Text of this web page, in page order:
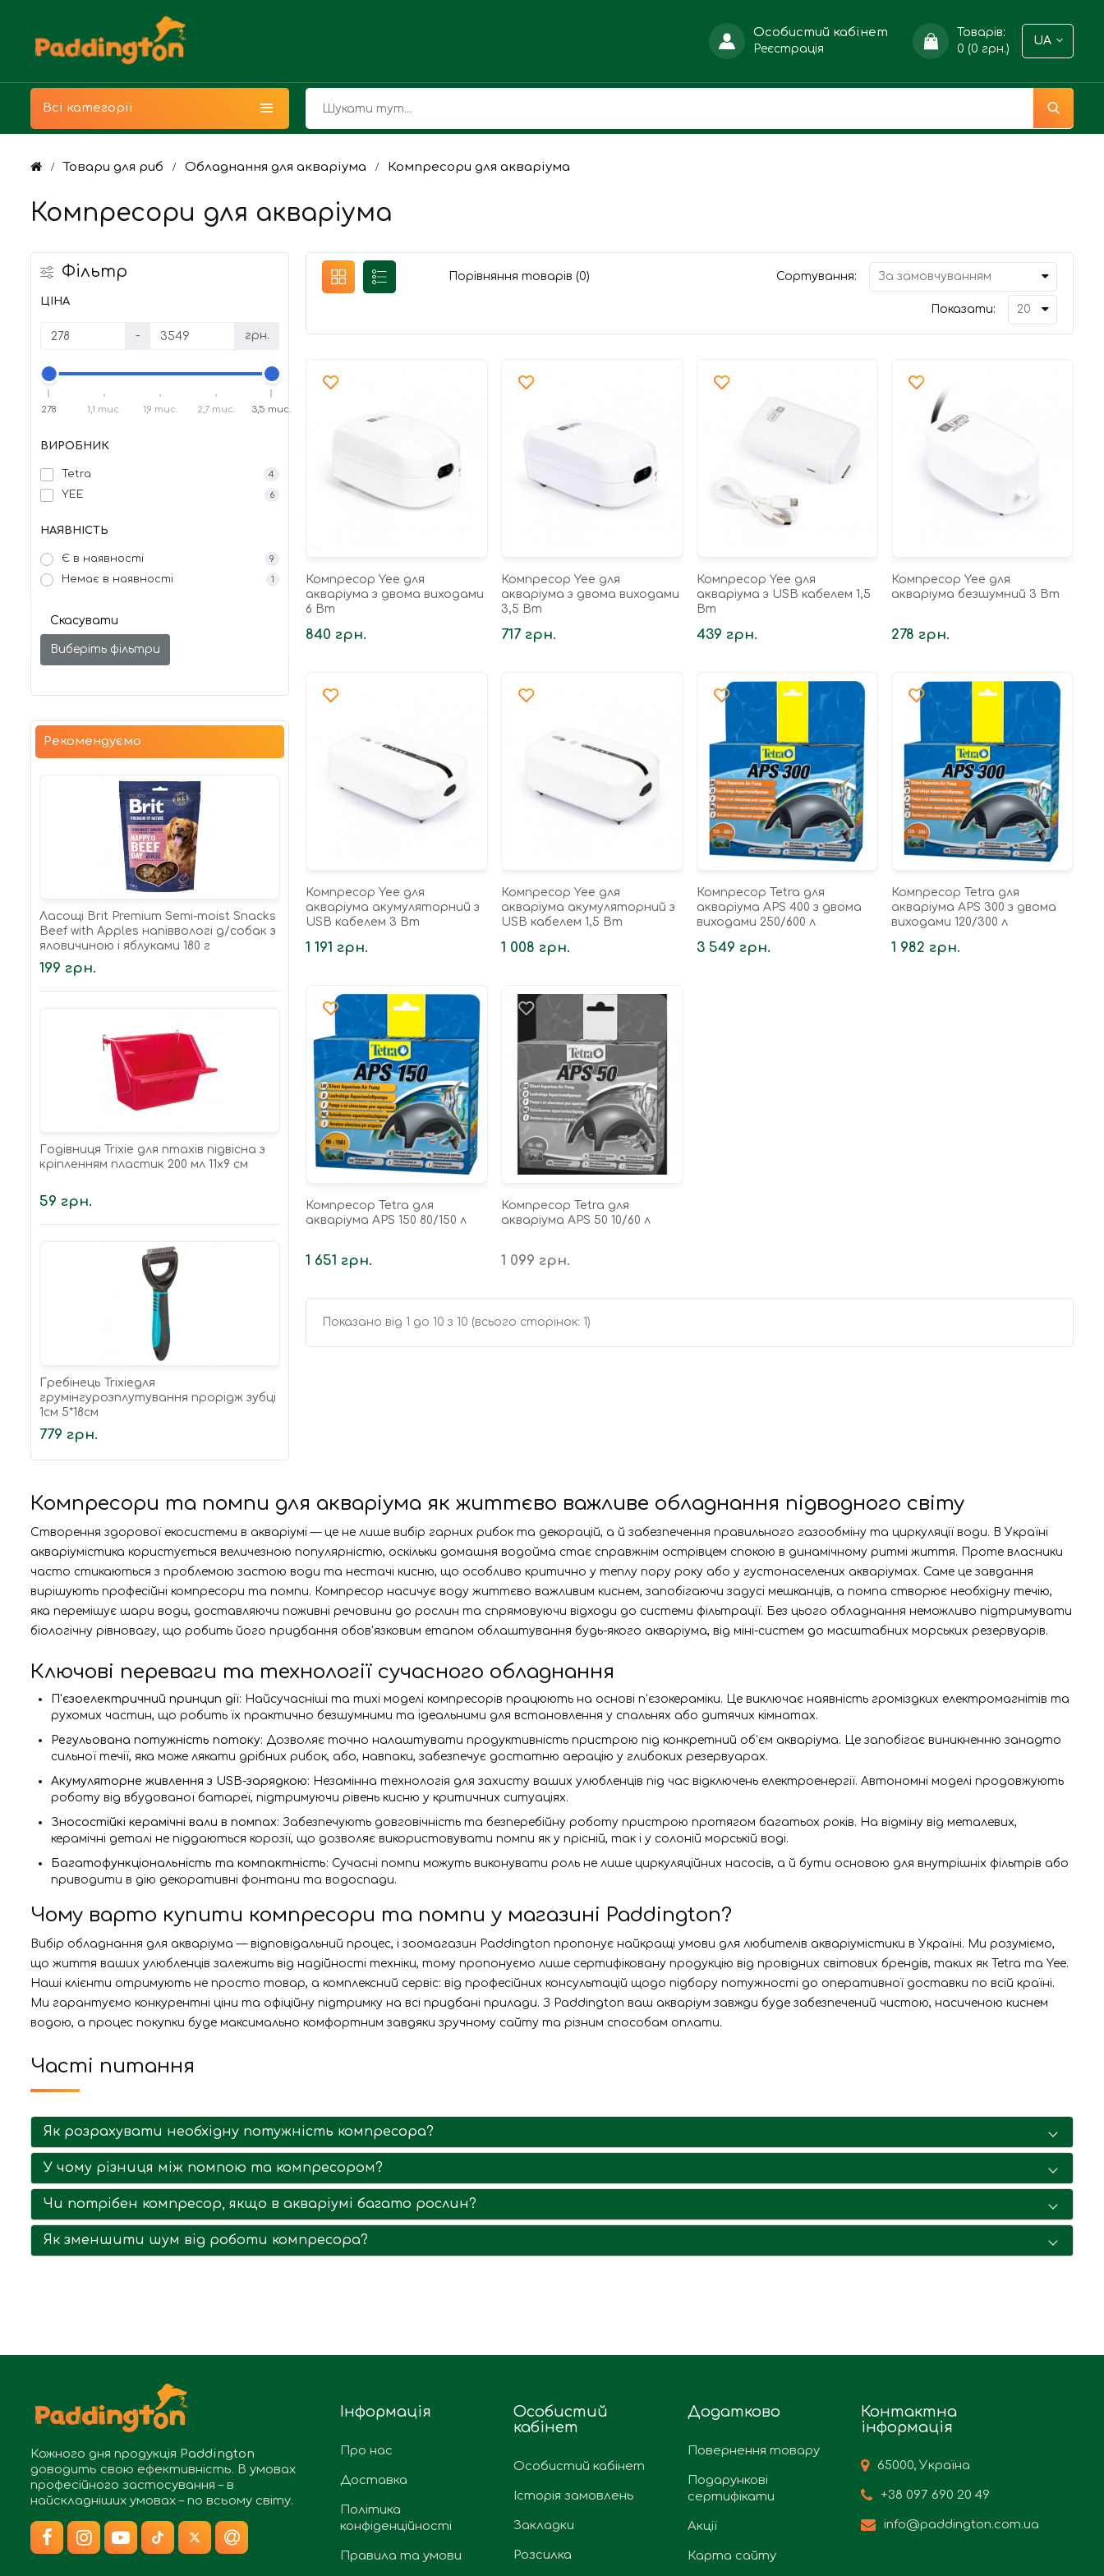
Особистий кабінет
Реєстрація
Товарів:
0 (0 грн.)
UA
Всі категорії
Товари для риб Обладнання для акваріума Компресори для акваріума
Компресори для акваріума
Фільтр
ЦІНА
- грн.
278 1,1 тис. 1,9 тис. 2,7 тис. 3,5 тис.
ВИРОБНИК
Tetra 4
YEE 6
НАЯВНІСТЬ
Є в наявності 9
Немає в наявності 1
Скасувати
Виберіть фільтри
Рекомендуємо
Ласощі Brit Premium Semi-moist Snacks
Beef with Apples напіввологі д/cобак з
яловичиною і яблуками 180 г
199 грн.
Годівниця Trixie для птахів підвісна з
кріпленням пластик 200 мл 11х9 см
59 грн.
Гребінець Trixieдля
грумінгурозплутування прорідж зубці
1см 5*18см
779 грн.
Порівняння товарів (0) Сортування:
Показати:
Компресор Yee для
акваріума з двома виходами
6 Вт
840 грн.
Компресор Yee для
акваріума з двома виходами
3,5 Вт
717 грн.
Компресор Yee для
акваріума з USB кабелем 1,5
Вт
439 грн.
Компресор Yee для
акваріума безшумний 3 Вт
278 грн.
Компресор Yee для
акваріума акумуляторний з
USB кабелем 3 Вт
1 191 грн.
Компресор Yee для
акваріума акумуляторний з
USB кабелем 1,5 Вт
1 008 грн.
Компресор Tetra для
акваріума APS 400 з двома
виходами 250/600 л
3 549 грн.
Компресор Tetra для
акваріума APS 300 з двома
виходами 120/300 л
1 982 грн.
Компресор Tetra для
акваріума APS 150 80/150 л
1 651 грн.
Компресор Tetra для
акваріума APS 50 10/60 л
1 099 грн.
Показано від 1 до 10 з 10 (всього сторінок: 1)
Компресори та помпи для акваріума як життєво важливе обладнання підводного світу
Створення здорової екосистеми в акваріумі — це не лише вибір гарних рибок та декорацій, а й забезпечення правильного газообміну та циркуляції води. В Україні
акваріумістика користується величезною популярністю, оскільки домашня водойма стає справжнім острівцем спокою в динамічному ритмі життя. Проте власники
часто стикаються з проблемою застою води та нестачі кисню, що особливо критично у теплу пору року або у густонаселених акваріумах. Саме це завдання
вирішують професійні компресори та помпи. Компресор насичує воду життєво важливим киснем, запобігаючи задусі мешканців, а помпа створює необхідну течію,
яка перемішує шари води, доставляючи поживні речовини до рослин та спрямовуючи відходи до системи фільтрації. Без цього обладнання неможливо підтримувати
біологічну рівновагу, що робить його придбання обов'язковим етапом облаштування будь-якого акваріума, від міні-систем до масштабних морських резервуарів.
Ключові переваги та технології сучасного обладнання
П'єзоелектричний принцип дії: Найсучасніші та тихі моделі компресорів працюють на основі п'єзокераміки. Це виключає наявність громіздких електромагнітів та
рухомих частин, що робить їх практично безшумними та ідеальними для встановлення у спальнях або дитячих кімнатах.
Регульована потужність потоку: Дозволяє точно налаштувати продуктивність пристрою під конкретний об'єм акваріума. Це запобігає виникненню занадто
сильної течії, яка може лякати дрібних рибок, або, навпаки, забезпечує достатню аерацію у глибоких резервуарах.
Акумуляторне живлення з USB-зарядкою: Незамінна технологія для захисту ваших улюбленців під час відключень електроенергії. Автономні моделі продовжують
роботу від вбудованої батареї, підтримуючи рівень кисню у критичних ситуаціях.
Зносостійкі керамічні вали в помпах: Забезпечують довговічність та безперебійну роботу пристрою протягом багатьох років. На відміну від металевих,
керамічні деталі не піддаються корозії, що дозволяє використовувати помпи як у прісній, так і у солоній морській воді.
Багатофункціональність та компактність: Сучасні помпи можуть виконувати роль не лише циркуляційних насосів, а й бути основою для внутрішніх фільтрів або
приводити в дію декоративні фонтани та водоспади.
Чому варто купити компресори та помпи у магазині Paddington?
Вибір обладнання для акваріума — відповідальний процес, і зоомагазин Paddington пропонує найкращі умови для любителів акваріумістики в Україні. Ми розуміємо,
що життя ваших улюбленців залежить від надійності техніки, тому пропонуємо лише сертифіковану продукцію від провідних світових брендів, таких як Tetra та Yee.
Наші клієнти отримують не просто товар, а комплексний сервіс: від професійних консультацій щодо підбору потужності до оперативної доставки по всій країні.
Ми гарантуємо конкурентні ціни та офіційну підтримку на всі придбані прилади. З Paddington ваш акваріум завжди буде забезпечений чистою, насиченою киснем
водою, а процес покупки буде максимально комфортним завдяки зручному сайту та різним способам оплати.
Часті питання
Як розрахувати необхідну потужність компресора?
У чому різниця між помпою та компресором?
Чи потрібен компресор, якщо в акваріумі багато рослин?
Як зменшити шум від роботи компресора?
Кожного дня продукція Paddington
доводить свою ефективність. В умовах
професійного застосування – в
найскладніших умовах – по всьому світу.
Інформація
Про нас
Доставка
Політика
конфіденційності
Правила та умови
Особистий
кабінет
Особистий кабінет
Історія замовлень
Закладки
Розсилка
Додатково
Повернення товару
Подарункові
сертифікати
Акції
Карта сайту
Контактна
інформація
65000, Україна
+38 097 690 20 49
info@paddington.com.ua